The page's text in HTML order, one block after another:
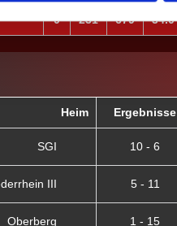
0 231 679 34.0
Heim Ergebnisse
SGI 10 - 6
III 5 - 11
Oberberg 1 - 15